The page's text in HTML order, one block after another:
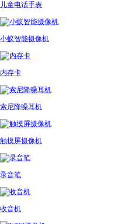
儿童电话手表
小蚁智能摄像机
内存卡
索尼降噪耳机
触摸屏摄像机
录音笔
收音机